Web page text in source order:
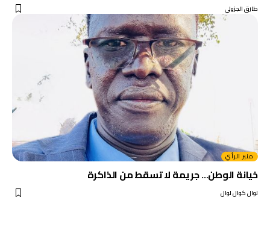
طارق الجزولي
منبر الرأي
خيانة الوطن… جريمة لا تسقط من الذاكرة
لوال كوال لوال